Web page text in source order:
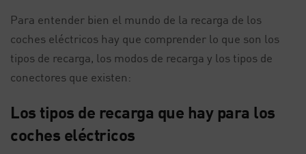
Para entender bien el mundo de la recarga de los
coches eléctricos hay que comprender lo que son los
tipos de recarga, los modos de recarga y los tipos de
conectores que existen:
Los tipos de recarga que hay para los
coches eléctricos